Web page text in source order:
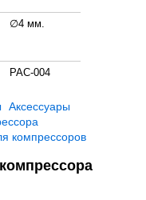
∅4 мм.
PAC-004
Аксессуары
компрессоров